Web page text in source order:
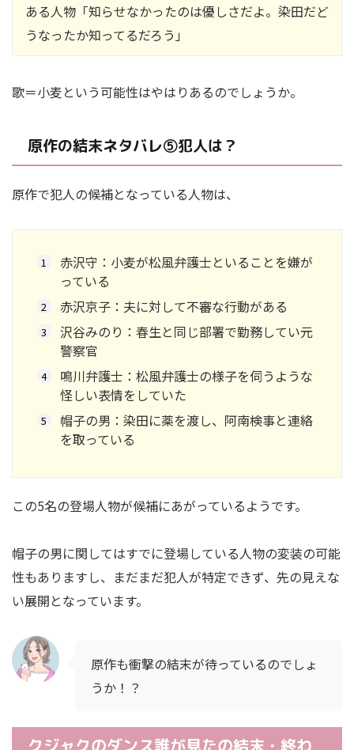
ある人物「知らせなかったのは優しさだよ。染田だど
うなったか知ってるだろう」
歌＝小麦という可能性はやはりあるのでしょうか。
原作の結末ネタバレ⑤犯人は？
原作で犯人の候補となっている人物は、
赤沢守：小麦が松風弁護士といることを嫌が
っている
赤沢京子：夫に対して不審な行動がある
沢谷みのり：春生と同じ部署で勤務してい元
警察官
鳴川弁護士：松風弁護士の様子を伺うような
怪しい表情をしていた
帽子の男：染田に薬を渡し、阿南検事と連絡
を取っている
この5名の登場人物が候補にあがっているようです。
帽子の男に関してはすでに登場している人物の変装の可能
性もありますし、まだまだ犯人が特定できず、先の見えな
い展開となっています。
原作も衝撃の結末が待っているのでしょ
うか！？
クジャクのダンス誰が見たの結末・終わ